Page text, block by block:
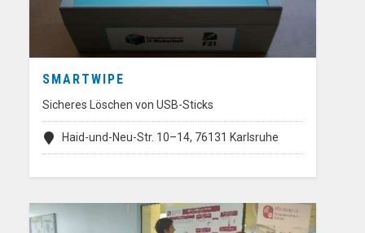
SMARTWIPE
Sicheres Löschen von USB-Sticks
Haid-und-Neu-Str. 10–14, 76131 Karlsruhe